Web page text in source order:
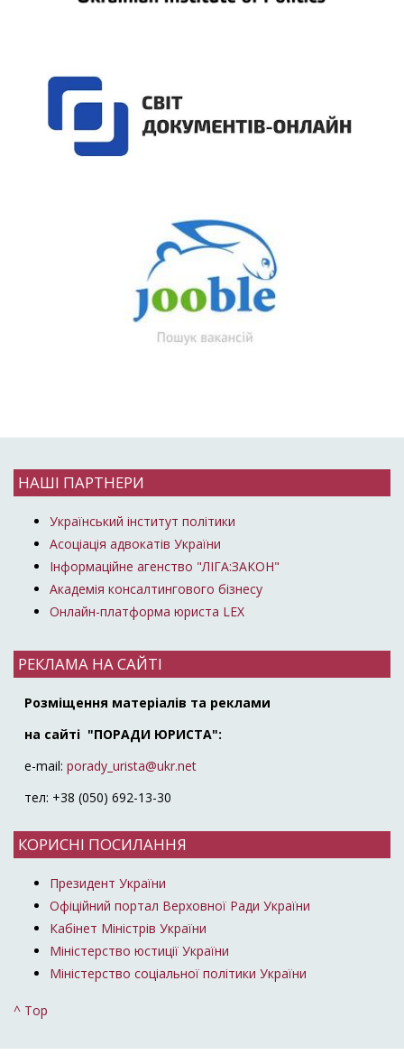
НАШІ ПАРТНЕРИ
Український інститут політики
Асоціація адвокатів України
Інформаційне агенство "ЛІГА:ЗАКОН"
Академія консалтингового бізнесу
Онлайн-платформа юриста LEX
РЕКЛАМА НА САЙТІ
Розміщення матеріалів та реклами
на сайті "ПОРАДИ ЮРИСТА":
e-mail: porady_urista@ukr.net
тел: +38 (050) 692-13-30
КОРИСНІ ПОСИЛАННЯ
Президент України
Офіційний портал Верховної Ради України
Кабінет Міністрів України
Міністерство юстиції України
Міністерство соціальної політики України
^ Top